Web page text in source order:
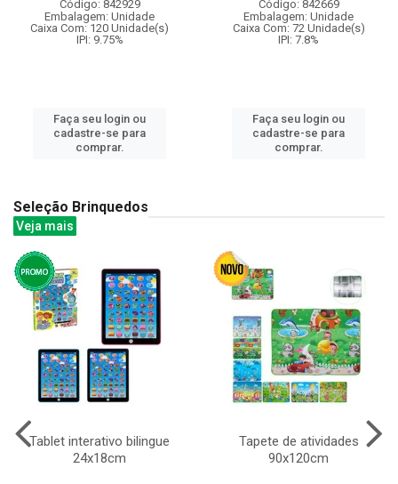
Código: 842929
Embalagem: Unidade
Caixa Com: 120 Unidade(s)
IPI: 9.75%
Faça seu login ou
cadastre-se para
comprar.
Código: 842669
Embalagem: Unidade
Caixa Com: 72 Unidade(s)
IPI: 7.8%
Faça seu login ou
cadastre-se para
comprar.
Seleção Brinquedos
Veja mais
Tablet interativo bilingue
24x18cm
Tapete de atividades
90x120cm